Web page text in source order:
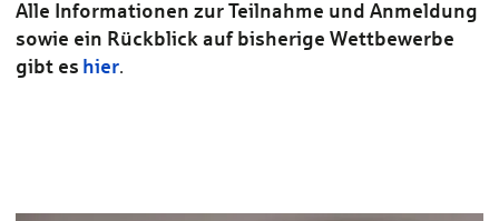
Alle Informationen zur Teilnahme und Anmeldung
sowie ein Rückblick auf bisherige Wettbewerbe
gibt es hier.